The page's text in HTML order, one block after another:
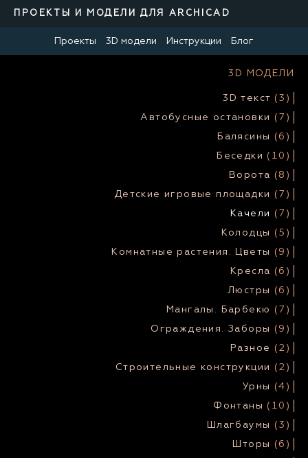
ПРОЕКТЫ И МОДЕЛИ ДЛЯ ARCHICAD
Проекты 3D модели Инструкции Блог
3D МОДЕЛИ
3D текст (3)
Автобусные остановки
(7)
Балясины
(6)
Беседки (10)
Ворота (8)
Детские игровые площадки
(7)
Качели
(7)
Колодцы
(5)
Комнатные растения. Цветы
(9)
Кресла (6)
Люстры
(6)
Мангалы. Барбекю
(7)
Ограждения. Заборы
(9)
Разное
(2)
Строительные конструкции
(2)
Урны
(4)
Фонтаны (10)
Шлагбаумы
(3)
Шторы
(6)